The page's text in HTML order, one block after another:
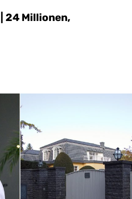
24 Millionen,